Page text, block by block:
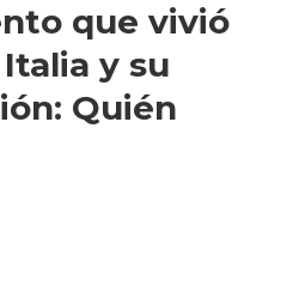
que vivió
y su
Quién